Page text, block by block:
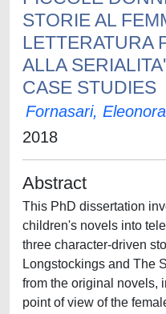
STORIE AL
LETTERATURA
ALLA
CASE STUDIES
Fornasari, Eleonora
2018
Abstract
This PhD dissertation
children's novels into
three character-driven
Longstockings and The
from the original novels,
point of view of the